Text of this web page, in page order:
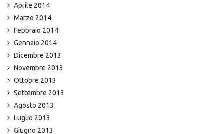
Aprile 2014
Marzo 2014
Febbraio 2014
Gennaio 2014
Dicembre 2013
Novembre 2013
Ottobre 2013
Settembre 2013
Agosto 2013
Luglio 2013
Giugno 2013